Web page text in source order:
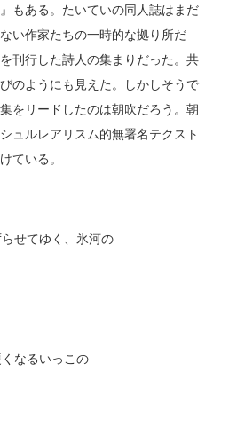
もある。たいていの同人誌はまだ
い作家たちの一時的な拠り所だ
刊行した詩人の集まりだった。共
のようにも見えた。しかしそうで
をリードしたのは朝吹だろう。朝
ュルレアリスム的無署名テクスト
ている。
せてゆく、氷河の
なるいっこの